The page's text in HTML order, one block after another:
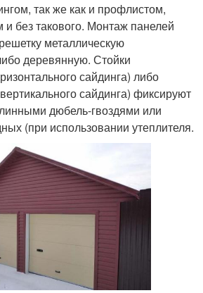
так же как и профлистом,
без такового. Монтаж панелей
металлическую
деревянную. Стойки
сайдинга) либо
сайдинга) фиксируют
дюбель-гвоздями или
(при использовании утеплителя.